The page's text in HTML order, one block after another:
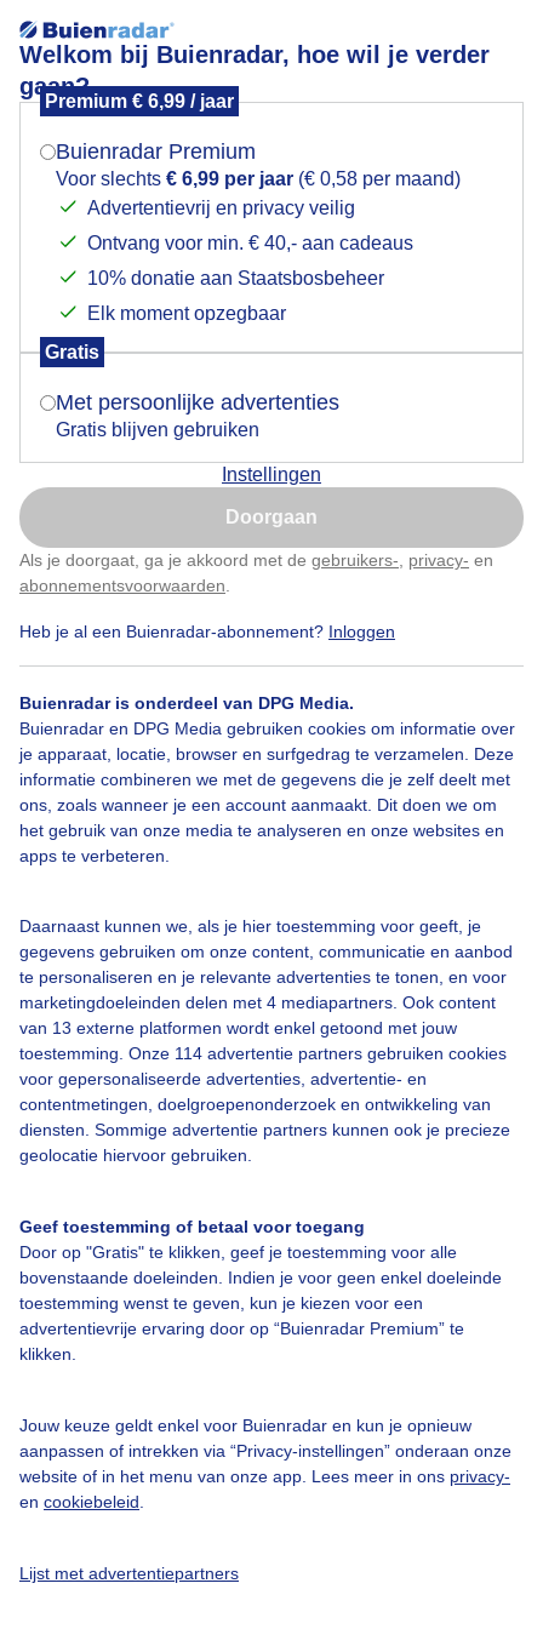
Welkom bij Buienradar, hoe wil je verder
gaan?
Premium € 6,99 / jaar
Buienradar Premium
Voor slechts € 6,99 per jaar (€ 0,58 per maand)
Advertentievrij en privacy veilig
Ontvang voor min. € 40,- aan cadeaus
10% donatie aan Staatsbosbeheer
Elk moment opzegbaar
Gratis
Met persoonlijke advertenties
Gratis blijven gebruiken
Instellingen
Doorgaan
Als je doorgaat, ga je akkoord met de gebruikers- privacy- en
abonnementsvoorwaarden
Heb je al een Buienradar-abonnement? Inloggen
Buienradar is onderdeel van DPG Media.
Buienradar en DPG Media gebruiken cookies om informatie over
je apparaat, locatie, browser en surfgedrag te verzamelen. Deze
informatie combineren we met de gegevens die je zelf deelt met
ons, zoals wanneer je een account aanmaakt. Dit doen we om
het gebruik van onze media te analyseren en onze websites en
apps te verbeteren.
Daarnaast kunnen we, als je hier toestemming voor geeft, je
gegevens gebruiken om onze content, communicatie en aanbod
te personaliseren en je relevante advertenties te tonen, en voor
marketingdoeleinden delen met 4 mediapartners. Ook content
van 13 externe platformen wordt enkel getoond met jouw
toestemming. Onze 114 advertentie partners gebruiken cookies
voor gepersonaliseerde advertenties, advertentie- en
contentmetingen, doelgroepenonderzoek en ontwikkeling van
diensten. Sommige advertentie partners kunnen ook je precieze
geolocatie hiervoor gebruiken.
Geef toestemming of betaal voor toegang
Door op "Gratis" te klikken, geef je toestemming voor alle
bovenstaande doeleinden. Indien je voor geen enkel doeleinde
toestemming wenst te geven, kun je kiezen voor een
advertentievrije ervaring door op “Buienradar Premium” te
klikken.
Jouw keuze geldt enkel voor Buienradar en kun je opnieuw
aanpassen of intrekken via “Privacy-instellingen” onderaan onze
website of in het menu van onze app. Lees meer in ons privacy-
en cookiebeleid
Lijst met advertentiepartners
Donkere wolken boven de Linge
Donkere wolken boven de Linge
Door: Trudy Fortuijn - van Es Gemaakt: 08-06-2026, 68x bekeken
Bekijk slideshow
Een moment geduld aub...
Over Buienradar
Veelgestelde vragen
Contact
Toegankelijkheid
Buienradar Team
Privacy beleid
Privacy instellingen
Mogen we je locatie gebruiken voor het
Indien je hier nog geen akkoord op hebt gegeven,
verschijnt er zo een pop-up uit je browser waarin
Is goed, toon de popup
Nu niet, misschien later
Klik hierom dit aan te passen